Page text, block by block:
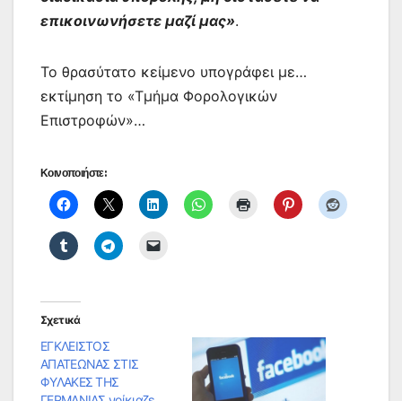
επικοινωνήσε‍τε μα‍ζί μας».
Το θρασύτατο κείμενο υπογράφει με…
εκτίμηση το «Τμήμα Φορολογ‍ικών
Επ‍ιστροφών»…
Κοινοποιήστε:
Σχετικά
ΕΓΚΛΕΙΣΤΟΣ
ΑΠΑΤΕΩΝΑΣ ΣΤΙΣ
ΦΥΛΑΚΕΣ ΤΗΣ